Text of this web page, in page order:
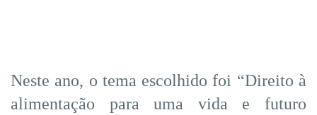
Neste ano, o tema escolhido foi “Direito à
alimentação para uma vida e futuro